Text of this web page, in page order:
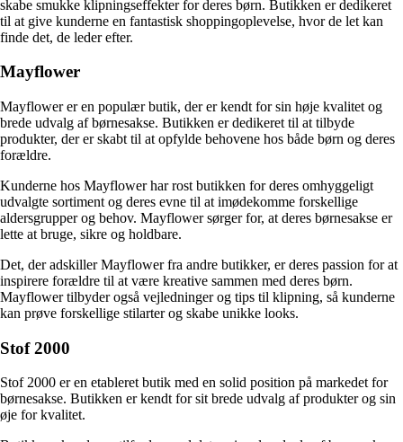
skabe smukke klipningseffekter for deres børn. Butikken er dedikeret
til at give kunderne en fantastisk shoppingoplevelse, hvor de let kan
finde det, de leder efter.
Mayflower
Mayflower er en populær butik, der er kendt for sin høje kvalitet og
brede udvalg af børnesakse. Butikken er dedikeret til at tilbyde
produkter, der er skabt til at opfylde behovene hos både børn og deres
forældre.
Kunderne hos Mayflower har rost butikken for deres omhyggeligt
udvalgte sortiment og deres evne til at imødekomme forskellige
aldersgrupper og behov. Mayflower sørger for, at deres børnesakse er
lette at bruge, sikre og holdbare.
Det, der adskiller Mayflower fra andre butikker, er deres passion for at
inspirere forældre til at være kreative sammen med deres børn.
Mayflower tilbyder også vejledninger og tips til klipning, så kunderne
kan prøve forskellige stilarter og skabe unikke looks.
Stof 2000
Stof 2000 er en etableret butik med en solid position på markedet for
børnesakse. Butikken er kendt for sit brede udvalg af produkter og sin
øje for kvalitet.